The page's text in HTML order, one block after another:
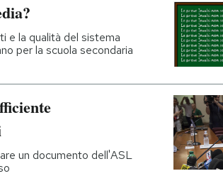
e la qualità del sistema
per la scuola secondaria
un documento dell'ASL